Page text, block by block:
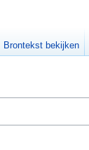
Brontekst bekijken